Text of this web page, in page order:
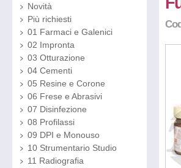
Novità
Più richiesti
01 Farmaci e Galenici
02 Impronta
03 Otturazione
04 Cementi
05 Resine e Corone
06 Frese e Abrasivi
07 Disinfezione
08 Profilassi
09 DPI e Monouso
10 Strumentario Studio
11 Radiografia